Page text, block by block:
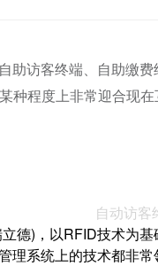
助访客终端、自助缴
种程度上非常迎合现
自动访客
德)，以RFID技术为
系统上的技术都非常